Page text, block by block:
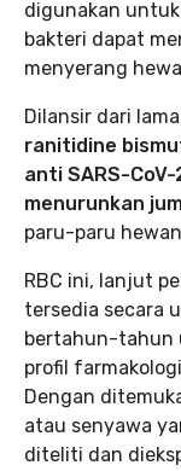
digunakan
bakteri dapat
menyerang
Dilansir dari
ranitidine
anti SARS-
menurunkan
paru-paru
RBC ini, lanjut
tersedia secara
bertahun-tahun
profil
Dengan
atau senyawa
diteliti dan